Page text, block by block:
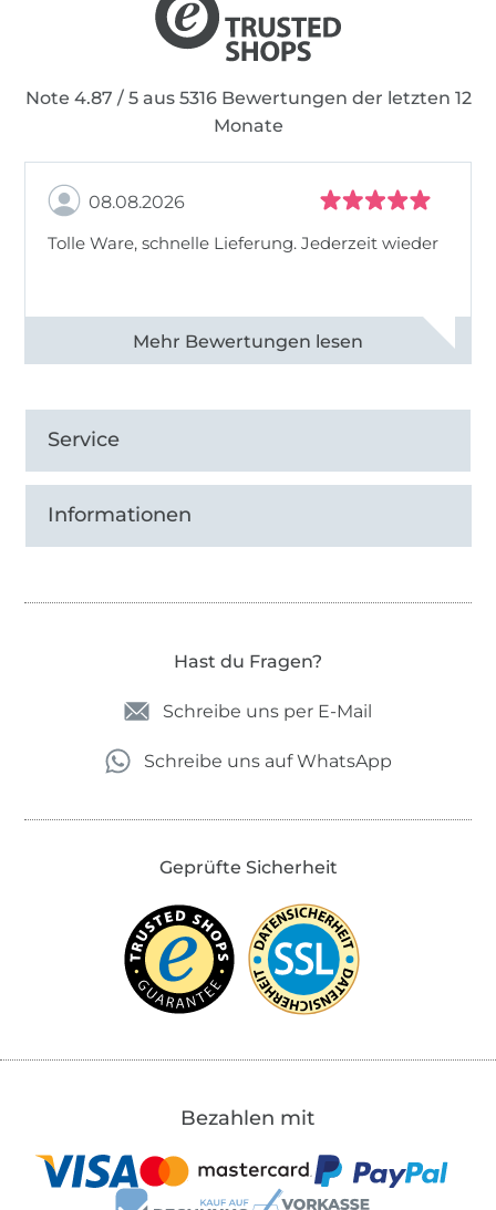
Note 4.87 / 5 aus 5316 Bewertungen der letzten 12
Monate
08.08.2026
Tolle Ware, schnelle Lieferung. Jederzeit wieder
Alle 83013 Bewertungen ansehen
Service
Informationen
Hast du Fragen?
Schreibe uns per E-Mail
Schreibe uns auf WhatsApp
Geprüfte Sicherheit
Bezahlen mit